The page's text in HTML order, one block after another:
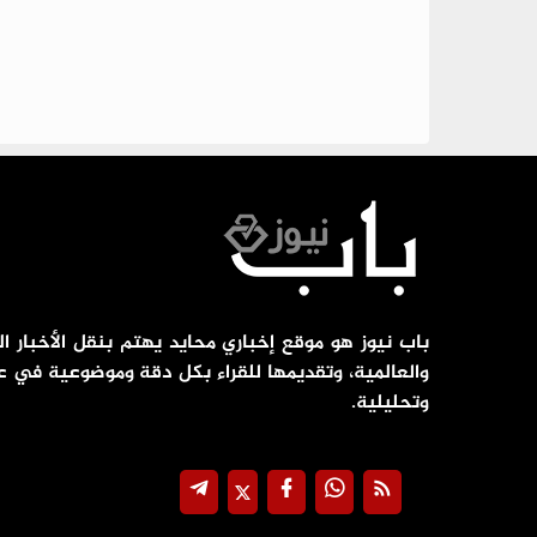
باب نيوز هو موقع إخباري محايد يهتم بنقل الأخبار
والعالمية، وتقديمها للقراء بكل دقة وموضوعية في
وتحليلية.